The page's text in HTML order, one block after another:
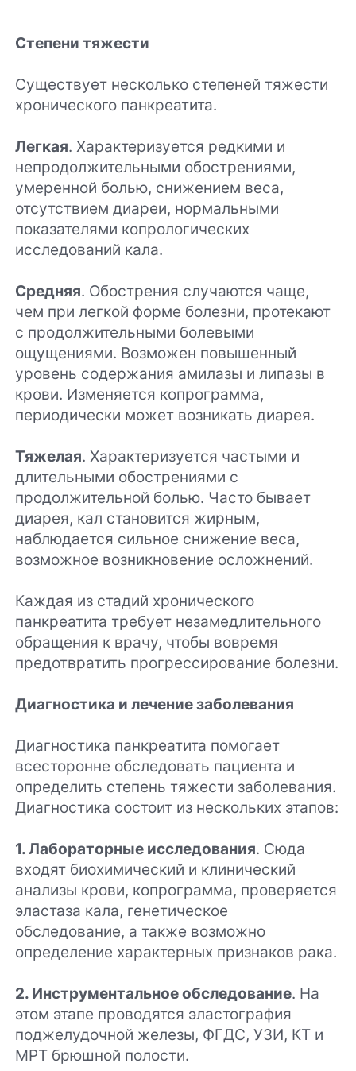
Степени тяжести
Существует несколько степеней тяжести
хронического панкреатита.
Легкая. Характеризуется редкими и
непродолжительными обострениями,
умеренной болью, снижением веса,
отсутствием диареи, нормальными
показателями копрологических
исследований кала.
Средняя. Обострения случаются чаще,
чем при легкой форме болезни, протекают
с продолжительными болевыми
ощущениями. Возможен повышенный
уровень содержания амилазы и липазы в
крови. Изменяется копрограмма,
периодически может возникать диарея.
Тяжелая. Характеризуется частыми и
длительными обострениями с
продолжительной болью. Часто бывает
диарея, кал становится жирным,
наблюдается сильное снижение веса,
возможное возникновение осложнений.
Каждая из стадий хронического
панкреатита требует незамедлительного
обращения к врачу, чтобы вовремя
предотвратить прогрессирование болезни.
Диагностика и лечение заболевания
Диагностика панкреатита помогает
всесторонне обследовать пациента и
определить степень тяжести заболевания.
Диагностика состоит из нескольких этапов:
1. Лабораторные исследования. Сюда
входят биохимический и клинический
анализы крови, копрограмма, проверяется
эластаза кала, генетическое
обследование, а также возможно
определение характерных признаков рака.
2. Инструментальное обследование. На
этом этапе проводятся эластография
поджелудочной железы, ФГДС, УЗИ, КТ и
МРТ брюшной полости.